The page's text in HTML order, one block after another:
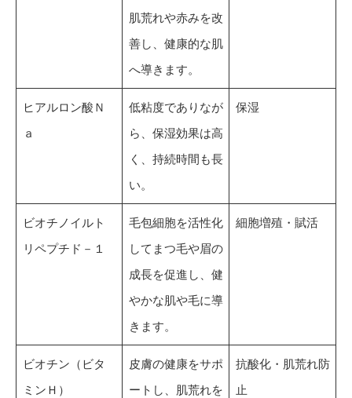
肌荒れや赤みを改
善し、健康的な肌
へ導きます。
ヒアルロン酸Ｎ
ａ
低粘度でありなが
ら、保湿効果は高
く、持続時間も長
い。
保湿
ビオチノイルト
リペプチド－１
毛包細胞を活性化
してまつ毛や眉の
成長を促進し、健
やかな肌や毛に導
きます。
細胞増殖・賦活
ビオチン（ビタ
ミンＨ）
皮膚の健康をサポ
ートし、肌荒れを
抗酸化・肌荒れ防
止